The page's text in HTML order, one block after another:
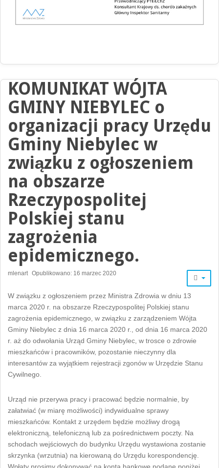
KOMUNIKAT WÓJTA
GMINY NIEBYLEC o
organizacji pracy Urzędu
Gminy Niebylec w
związku z ogłoszeniem
na obszarze
Rzeczypospolitej
Polskiej stanu
zagrożenia
epidemicznego.
mlenart Opublikowano: 16 marzec 2020
W związku z ogłoszeniem przez Ministra Zdrowia w dniu 13
marca 2020 r. na obszarze Rzeczypospolitej Polskiej stanu
zagrożenia epidemicznego, w związku z zarządzeniem Wójta
Gminy Niebylec z dnia 16 marca 2020 r., od dnia 16 marca 2020
r. aż do odwołania Urząd Gminy Niebylec, w trosce o zdrowie
mieszkańców i pracowników, pozostanie nieczynny dla
interesantów za wyjątkiem rejestracji zgonów w Urzędzie Stanu
Cywilnego.
Urząd nie przerywa pracy i pracować będzie normalnie, by
załatwiać (w miarę możliwości) indywidualne sprawy
mieszkańców. Kontakt z urzędem będzie możliwy drogą
elektroniczną, telefoniczną lub za pośrednictwem poczty. Na
schodach wejściowych do budynku Urzędu wystawiona zostanie
skrzynka (wrzutnia) na kierowaną do Urzędu korespondencję.
Wpłaty prosimy dokonywać na konta bankowe podane poniżej.